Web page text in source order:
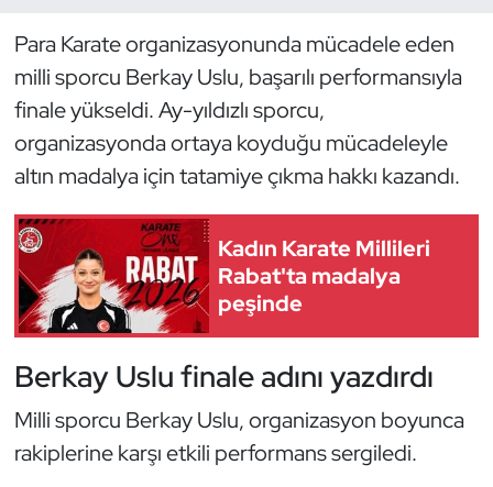
Para Karate organizasyonunda mücadele eden
milli sporcu Berkay Uslu, başarılı performansıyla
finale yükseldi. Ay-yıldızlı sporcu,
organizasyonda ortaya koyduğu mücadeleyle
altın madalya için tatamiye çıkma hakkı kazandı.
Kadın Karate Millileri
Rabat'ta madalya
peşinde
Berkay Uslu finale adını yazdırdı
Milli sporcu Berkay Uslu, organizasyon boyunca
rakiplerine karşı etkili performans sergiledi.
Dans Sporları
Dövüş Sanatı
E-Spor
Eskrim
Futbol
Futsal
Genel
Golf